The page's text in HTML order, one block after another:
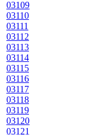
03109
03110
03111
03112
03113
03114
03115
03116
03117
03118
03119
03120
03121